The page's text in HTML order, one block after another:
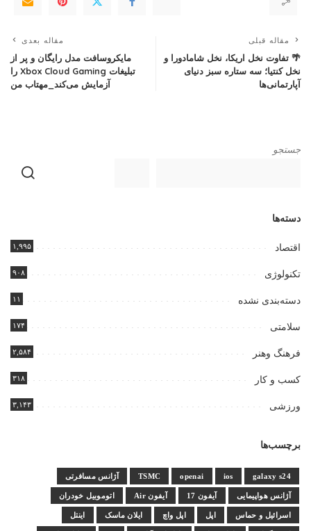
مقاله قبلی
🌴 تفاوت نخل اریکا، نخل شامادورا و
نخل کنتیا؛ سه ستاره سبز دنیای
آپارتمانی‌ها
مقاله بعدی
مایکروسافت مدل رایگان و پر از
تبلیغات Xbox Cloud Gaming را
آزمایش می‌کند_مهتاب من
جستجو
دسته‌ها
اقتصاد ۱,۹۹۵
تکنولوژی ۹۰۸
دسته‌بندی نشده ۱۱
سلامتی ۱۷۴
فرهنگ وهنر ۲,۵۸۴
کسب و کار ۳۱۸
ورزشی ۳,۱۴۳
برچسب‌ها
galaxy s24
ios
openai
TSMC آژانس مسافرتی
آژانس هواپیمایی آیفون 17 آیفون Air اتوموبیل خودران
اسرائیل و حماس اپل اپل واچ ایلان ماسک اینتل